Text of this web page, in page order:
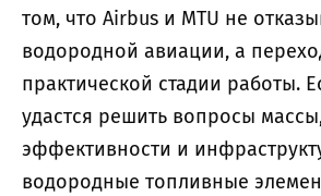
том, что Airbus и MTU не
водородной авиации, а
практической стадии работы.
удастся решить вопросы
эффективности и
водородные топливные